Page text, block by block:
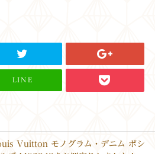
LINE
Vuitton モノグラム・デニム ポシ